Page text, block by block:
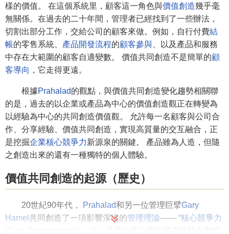
樣的價值。 在這個系統里，顧客這一角色與價值創造幾乎毫
無關係。在過去的二十年間，管理者已經找到了一些辦法，
切割出部分工作，交給公司的顧客來做。例如，自行付費結
帳的零售系統、 產品開發流程的顧客參與 、以及產品和服務
中存在大範圍的顧客自適變數。 價值共同創造不是簡單的顧
客導向 ，它走得更遠。
根據Prahalad的觀點，與價值共同創造變化趨勢相關聯
的是，過去的以企業或產品為中心的價值創造觀正在轉變為
以經驗為中心的共同創造價值觀。 允許每一名顧客與公司合
作、分享經驗、價值共同創造，實現高質量的交互融合，正
是挖掘企業核心競爭力新源泉的關鍵。 產品雖為人造，但隨
之創造出來的還有一種獨特的個人體驗。
價值共同創造的起源（歷史）
20世紀90年代， Prahalad和另一位管理巨擘Gary
Hamel共同創造了一項影響深遠的管理理論—— “核心競爭力